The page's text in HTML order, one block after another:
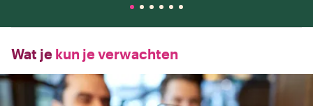
Wat je kun je verwachten